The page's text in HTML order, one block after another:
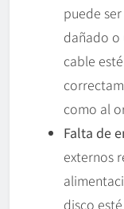
puede
dañado o
cable
como al
Falta de
externos
disco